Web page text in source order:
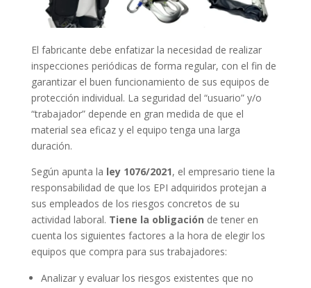
El fabricante debe enfatizar la necesidad de realizar
inspecciones periódicas de forma regular, con el fin de
garantizar el buen funcionamiento de sus equipos de
protección individual. La seguridad del “usuario” y/o
“trabajador” depende en gran medida de que el
material sea eficaz y el equipo tenga una larga
duración.
Según apunta la ley 1076/2021, el empresario tiene la
responsabilidad de que los EPI adquiridos protejan a
sus empleados de los riesgos concretos de su
actividad laboral. Tiene la obligación de tener en
cuenta los siguientes factores a la hora de elegir los
equipos que compra para sus trabajadores:
Analizar y evaluar los riesgos existentes que no